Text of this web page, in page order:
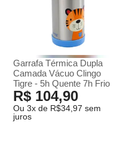
Garrafa Térmica Dupla
Camada Vácuo Clingo
Tigre - 5h Quente 7h Frio
R$ 104,90
Ou 3x de R$34,97 sem
juros